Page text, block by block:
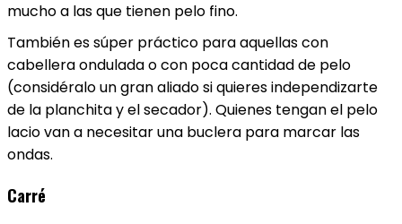
mucho a las que tienen pelo fino.
También es súper práctico para aquellas con
cabellera ondulada o con poca cantidad de pelo
(considéralo un gran aliado si quieres independizarte
de la planchita y el secador). Quienes tengan el pelo
lacio van a necesitar una buclera para marcar las
ondas.
Carré